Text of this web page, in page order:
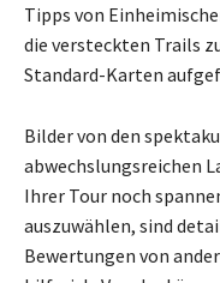
Tipps von
die versteckten Trails
Standard-Karten
Bilder von den
abwechslungsreichen
Ihrer Tour noch
auszuwählen, sind
Bewertungen von